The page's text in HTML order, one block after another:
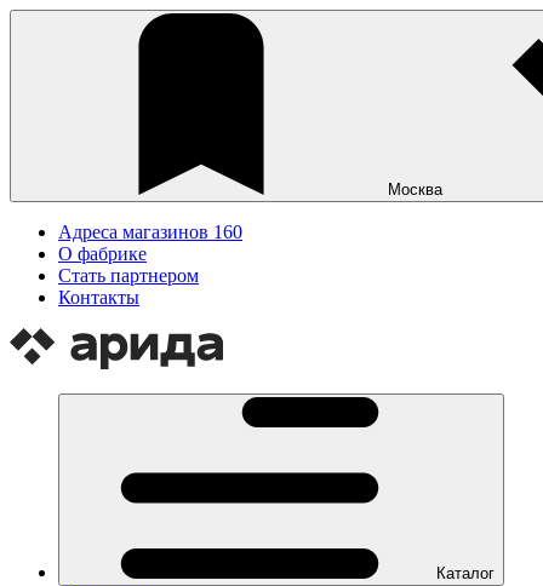
Москва
Адреса магазинов 160
О фабрике
Стать партнером
Контакты
Каталог